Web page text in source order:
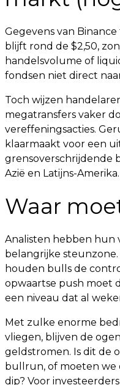
Gegevens van
blijft rond de $2,50,
handelsvolume of
fondsen niet direct
Toch wijzen
megatransfers vaker
vereffeningsacties.
klaarmaakt voor een
grensoverschrijdende
Azië en Latijns-Amerika.
Waar
Analisten hebben hun
belangrijke
houden bulls de
opwaartse push moet
een niveau dat al
Met zulke enorme
vliegen, blijven de
geldstromen. Is dit de
bullrun, of moeten we
dip? Voor